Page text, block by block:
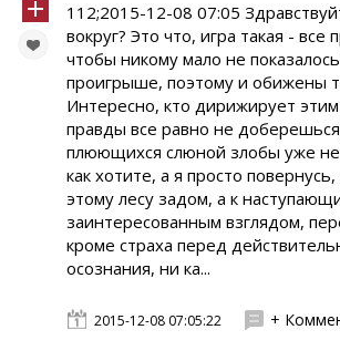
112;2015-12-08 07:05
вокруг? Это что, игра такая - все
чтобы никому мало не
проигрыше, поэтому и обижены
Интересно, кто дирижирует
правды все равно не
плюющихся слюной злобы уже
как хотите, а я просто
этому лесу задом, а к
заинтересованным взглядом,
кроме страха перед
осознания, ни ка...
2015-12-08 07:05:22 +